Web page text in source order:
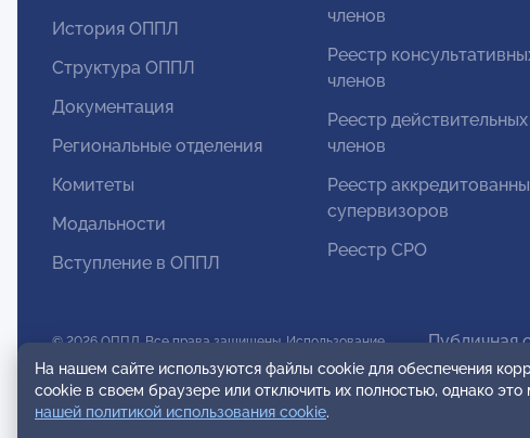
История ОППЛ
Структура ОППЛ
Документация
Региональные отделения
Комитеты
Модальности
Вступление в ОППЛ
членов
Реестр
членов
Реестр действительных
членов
Реестр
супервизоров
Реестр СРО
Публичная
© 2026 ОППЛ. Все права защищены. Использование
материалов разрешено только при использовании
активной ссылки на источник.
ООО «ОППЛ» Юридический адрес: 119002, г. Москва,
На нашем сайте используются файлы cookie для обеспечения
cookie в своем браузере или отключить их полностью, однако
нашей политикой использования cookie.